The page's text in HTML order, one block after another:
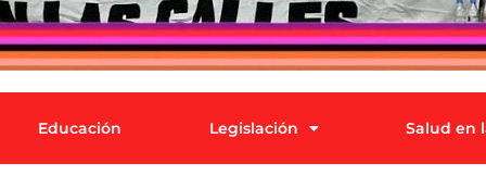
Educación Legislación Salud en